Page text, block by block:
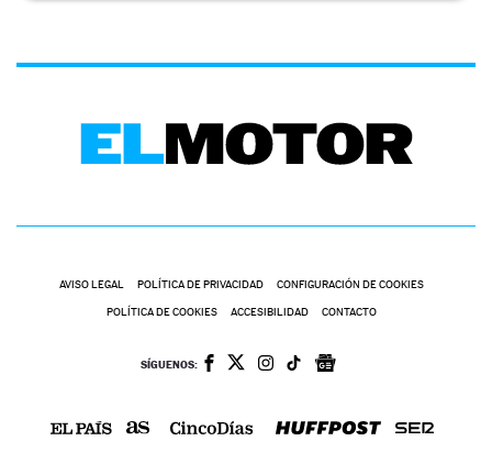
AVISO LEGAL POLÍTICA DE PRIVACIDAD CONFIGURACIÓN DE COOKIES
POLÍTICA DE COOKIES ACCESIBILIDAD CONTACTO
SÍGUENOS: